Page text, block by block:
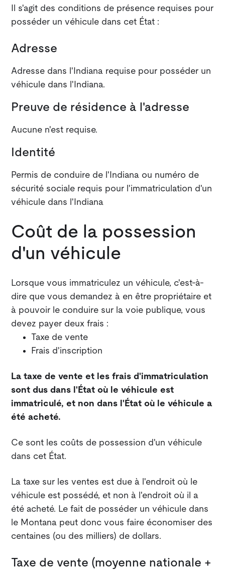
Il s'agit des conditions de présence requises pour
posséder un véhicule dans cet État :
Adresse
Adresse dans l'Indiana requise pour posséder un
véhicule dans l'Indiana.
Preuve de résidence à l'adresse
Aucune n'est requise.
Identité
Permis de conduire de l'Indiana ou numéro de
sécurité sociale requis pour l'immatriculation d'un
véhicule dans l'Indiana
Coût de la possession
d'un véhicule
Lorsque vous immatriculez un véhicule, c'est-à-
dire que vous demandez à en être propriétaire et
à pouvoir le conduire sur la voie publique, vous
devez payer deux frais :
Taxe de vente
Frais d'inscription
La taxe de vente et les frais d'immatriculation
sont dus dans l'État où le véhicule est
immatriculé, et non dans l'État où le véhicule a
été acheté.
Ce sont les coûts de possession d'un véhicule
dans cet État.
La taxe sur les ventes est due à l'endroit où le
véhicule est possédé, et non à l'endroit où il a
été acheté. Le fait de posséder un véhicule dans
le Montana peut donc vous faire économiser des
centaines (ou des milliers) de dollars.
Taxe de vente (moyenne nationale +